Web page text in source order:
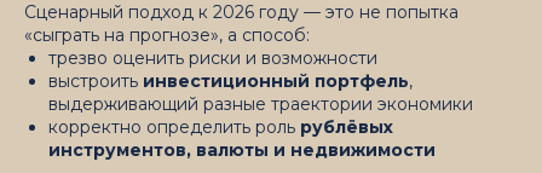
Сценарный подход к 2026 году — это не попытка
«сыграть на прогнозе», а способ:
трезво оценить риски и возможности
выстроить инвестиционный портфель,
выдерживающий разные траектории экономики
корректно определить роль рублёвых
инструментов, валюты и недвижимости